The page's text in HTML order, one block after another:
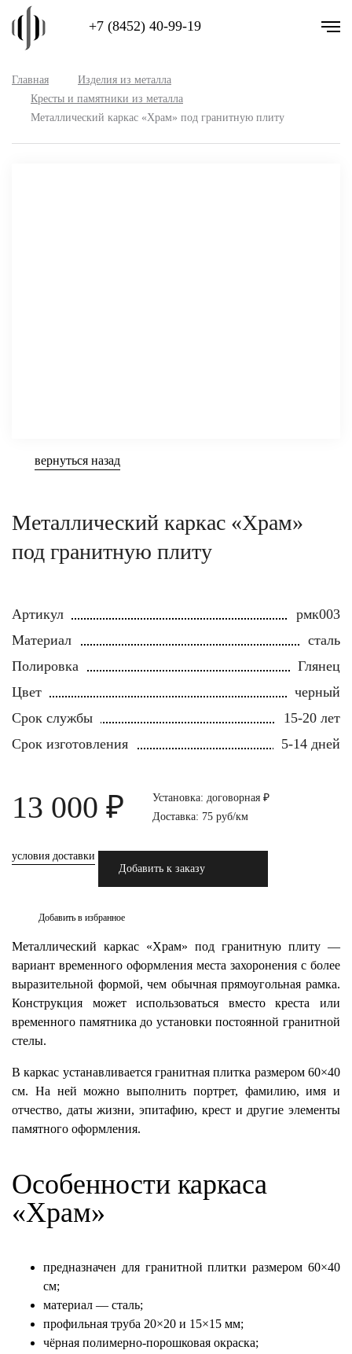
+7 (8452) 40-99-19
Главная
Изделия из металла
Кресты и памятники из металла
Металлический каркас «Храм» под гранитную плиту
вернуться назад
Металлический каркас «Храм»
под гранитную плиту
Артикул
рмк003
Материал
сталь
Полировка
Глянец
Цвет
черный
Срок службы
15-20 лет
Срок изготовления
5-14 дней
13 000 ₽
Установка: договорная ₽
Доставка: 75 руб/км
условия доставки
Добавить к заказу
Добавить в избранное
Металлический каркас «Храм» под гранитную плиту —
вариант временного оформления места захоронения с более
выразительной формой, чем обычная прямоугольная рамка.
Конструкция может использоваться вместо креста или
временного памятника до установки постоянной гранитной
стелы.
В каркас устанавливается гранитная плитка размером 60×40
см. На ней можно выполнить портрет, фамилию, имя и
отчество, даты жизни, эпитафию, крест и другие элементы
памятного оформления.
Особенности каркаса
«Храм»
предназначен для гранитной плитки размером 60×40
см;
материал — сталь;
профильная труба 20×20 и 15×15 мм;
чёрная полимерно-порошковая окраска;